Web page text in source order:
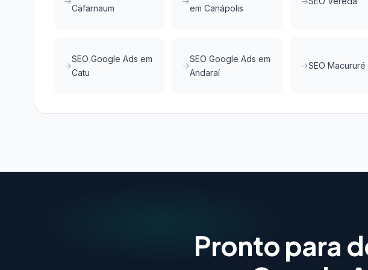
Cafarnaum
em Canápolis
SEO Google Ads em
Catu
SEO Google Ads em
Andaraí
SEO Macururé
Pronto para